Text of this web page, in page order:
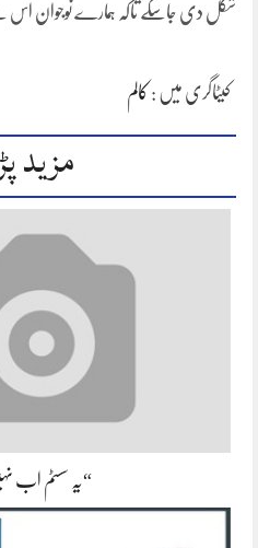
شکل دی جاسکے تاکہ ہمارے نوجوان اس
کیٹاگری میں : کالم
مزید
“یہ سسٹم اب